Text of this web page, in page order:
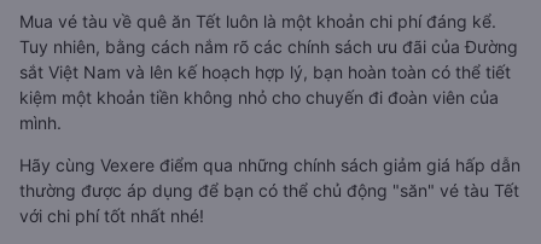
Mua vé tàu về quê ăn Tết luôn là một khoản chi phí đáng kể.
Tuy nhiên, bằng cách nắm rõ các chính sách ưu đãi của Đường
sắt Việt Nam và lên kế hoạch hợp lý, bạn hoàn toàn có thể tiết
kiệm một khoản tiền không nhỏ cho chuyến đi đoàn viên của
mình.
Hãy cùng Vexere điểm qua những chính sách giảm giá hấp dẫn
thường được áp dụng để bạn có thể chủ động "săn" vé tàu Tết
với chi phí tốt nhất nhé!